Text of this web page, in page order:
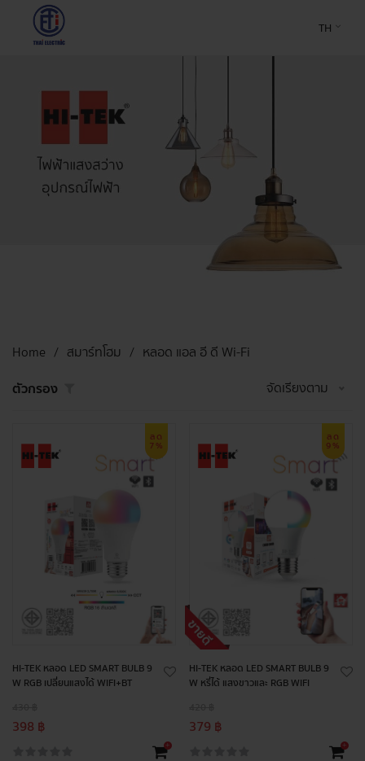
TH
Home สมาร์ทโฮม
หลอด แอล อี ดี Wi-Fi
ตัวกรอง
จัดเรียงตาม
ลด
7%
HI-TEK หลอด LED SMART BULB 9
W RGB เปลี่ยนแสงได้ WIFI+BT
398 ฿
+
ลด
9%
HI-TEK หลอด LED SMART BULB 9
W หรี่ได้ แสงขาวและ RGB WIFI
379 ฿
+